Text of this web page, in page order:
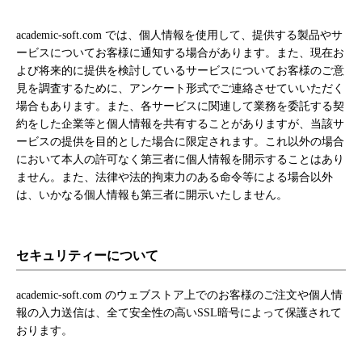
academic-soft.com では、個人情報を使用して、提供する製品やサ
ービスについてお客様に通知する場合があります。また、現在お
よび将来的に提供を検討しているサービスについてお客様のご意
見を調査するために、アンケート形式でご連絡させていいただく
場合もあります。また、各サービスに関連して業務を委託する契
約をした企業等と個人情報を共有することがありますが、当該サ
ービスの提供を目的とした場合に限定されます。これ以外の場合
において本人の許可なく第三者に個人情報を開示することはあり
ません。また、法律や法的拘束力のある命令等による場合以外
は、いかなる個人情報も第三者に開示いたしません。
セキュリティーについて
academic-soft.com のウェブストア上でのお客様のご注文や個人情
報の入力送信は、全て安全性の高いSSL暗号によって保護されて
おります。